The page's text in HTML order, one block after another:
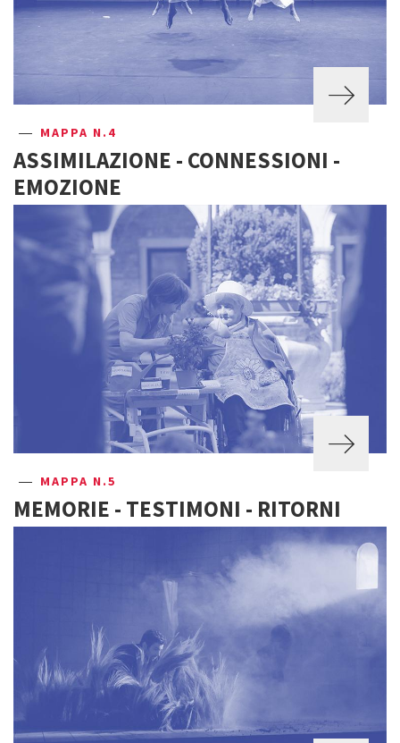
MAPPA N.4
ASSIMILAZIONE - CONNESSIONI -
EMOZIONE
MAPPA N.5
MEMORIE - TESTIMONI - RITORNI